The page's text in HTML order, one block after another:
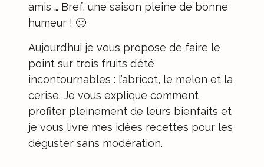
amis … Bref, une saison pleine de bonne
humeur ! 🙂
Aujourd’hui je vous propose de faire le
point sur trois fruits d’été
incontournables : l’abricot, le melon et la
cerise. Je vous explique comment
profiter pleinement de leurs bienfaits et
je vous livre mes idées recettes pour les
déguster sans modération.